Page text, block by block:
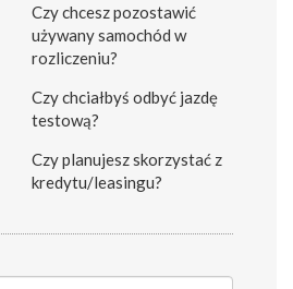
Czy chcesz pozostawić
używany samochód w
rozliczeniu?
Czy chciałbyś odbyć jazdę
testową?
Czy planujesz skorzystać z
kredytu/leasingu?